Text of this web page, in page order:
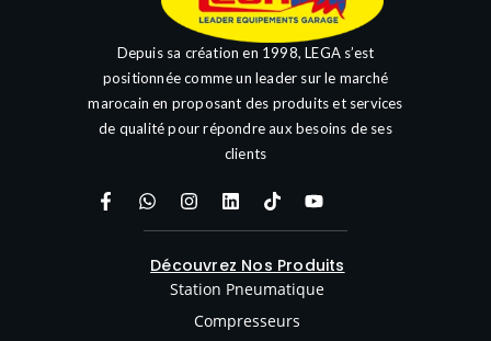
Depuis sa création en 1998, LEGA s’est
positionnée comme un leader sur le marché
marocain en proposant des produits et services
de qualité pour répondre aux besoins de ses
clients
Découvrez Nos Produits
Station Pneumatique
Compresseurs